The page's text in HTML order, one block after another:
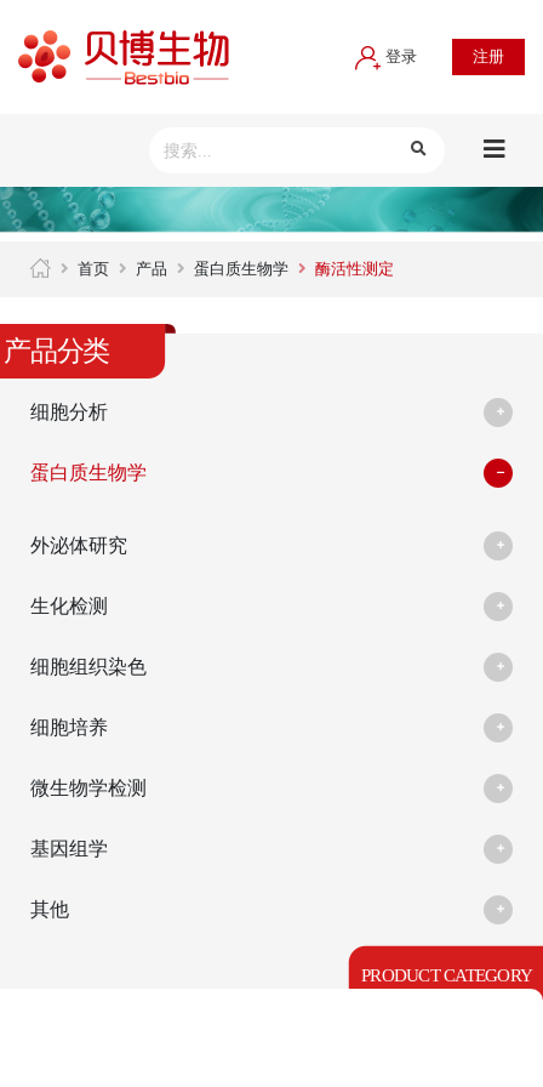
登录 注册
首页 产品 蛋白质生物学 酶活性测定
产品分类
细胞分析
蛋白质生物学
外泌体研究
生化检测
细胞组织染色
细胞培养
微生物学检测
基因组学
其他
PRODUCT CATEGORY